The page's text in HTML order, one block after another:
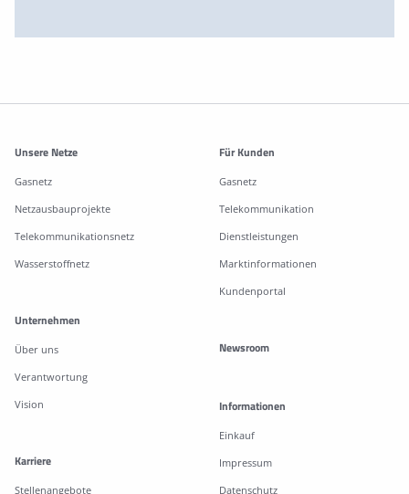
Weitere Informationen
Unsere Netze
Gasnetz
Netzausbauprojekte
Telekommunikationsnetz
Wasserstoffnetz
Für Kunden
Gasnetz
Telekommunikation
Dienstleistungen
Marktinformationen
Kundenportal
Unternehmen
Über uns
Verantwortung
Vision
Karriere
Stellenangebote
Newsroom
Informationen
Einkauf
Impressum
Datenschutz